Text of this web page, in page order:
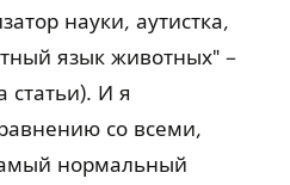
науки, аутистка,
язык животных" –
статьи). И я
со всеми,
нормальный